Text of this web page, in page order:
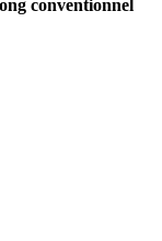
conventionnel